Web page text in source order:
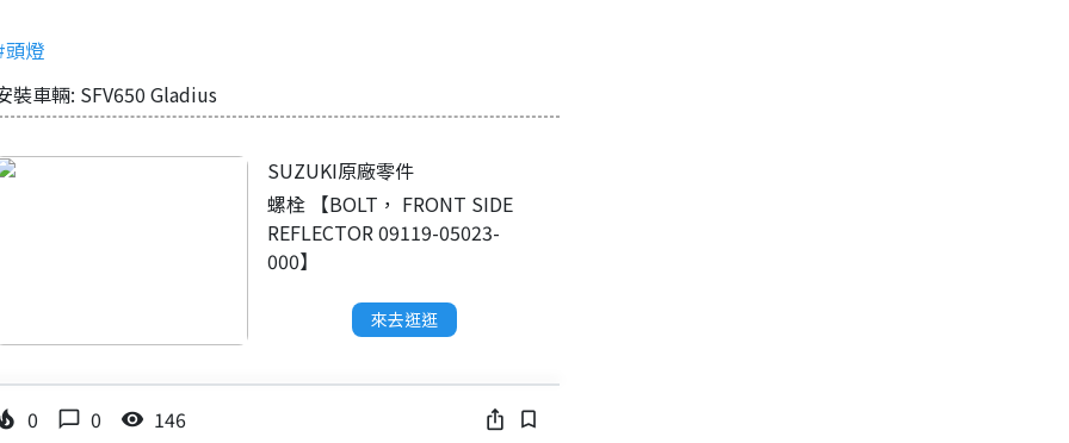
頭燈
裝車輛: SFV650 Gladius
SUZUKI原廠零件
螺栓 【BOLT， FRONT SIDE
REFLECTOR 09119-05023-
000】
來去逛逛
0 chat_bubble_outline 0 visibility 146 ios_share bookmark_border